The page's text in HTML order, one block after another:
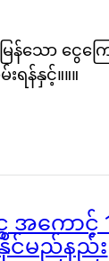
ြန်သော ငွေ
န်နှင့်။။။
ေ အကော
မည်နည်း